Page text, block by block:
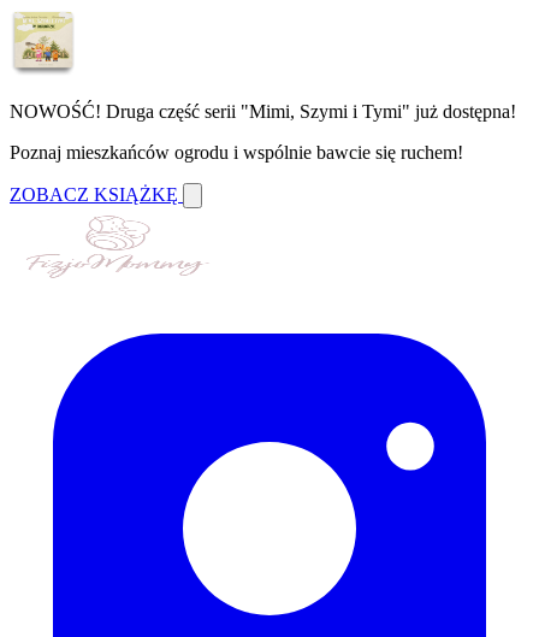
NOWOŚĆ! Druga część serii "Mimi, Szymi i Tymi" już dostępna!
Poznaj mieszkańców ogrodu i wspólnie bawcie się ruchem!
ZOBACZ KSIĄŻKĘ